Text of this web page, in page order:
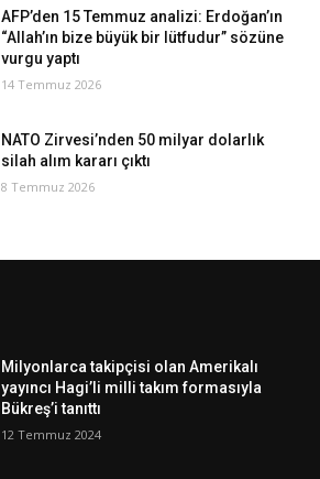
AFP’den 15 Temmuz analizi: Erdoğan’ın
“Allah’ın bize büyük bir lütfudur” sözüne
vurgu yaptı
14 Temmuz 2026
NATO Zirvesi’nden 50 milyar dolarlık
silah alım kararı çıktı
8 Temmuz 2026
Milyonlarca takipçisi olan Amerikalı
yayıncı Hagi’li milli takım formasıyla
Bükreş’i tanıttı
12 Temmuz 2024